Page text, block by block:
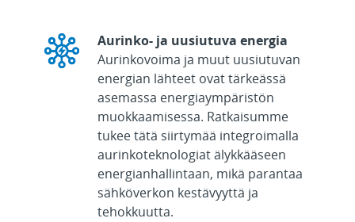
Aurinko- ja uusiutuva energia
Aurinkovoima ja muut uusiutuvan
energian lähteet ovat tärkeässä
asemassa energiaympäristön
muokkaamisessa. Ratkaisumme
tukee tätä siirtymää integroimalla
aurinkoteknologiat älykkääseen
energianhallintaan, mikä parantaa
sähköverkon kestävyyttä ja
tehokkuutta.